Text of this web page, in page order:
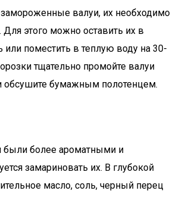
валуи, их необходимо
Для этого можно оставить их в
или поместить в теплую воду на 30-
тщательно промойте валуи
обсушите бумажным полотенцем.
были более ароматными и
замариновать их. В глубокой
масло, соль, черный перец